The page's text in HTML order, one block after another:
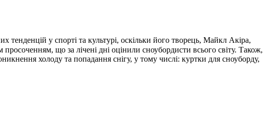
тенденцій у спорті та культурі, оскільки його творець, Майкл Акіра,
що за лічені дні оцінили сноубордисти всього світу. Також,
холоду та попадання снігу, у тому числі: куртки для сноуборду,